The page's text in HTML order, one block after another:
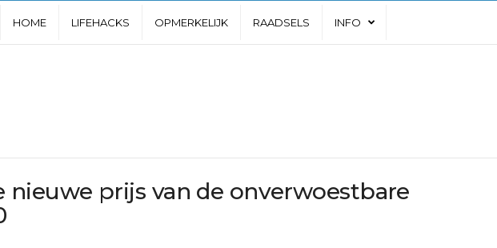
i
g
HOME LIFEHACKS OPMERKELIJK RAADSELS INFO
nieuwe prijs van de onverwoestbare